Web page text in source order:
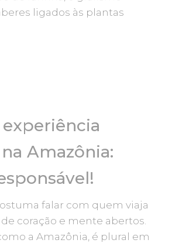
ligados às plantas
Amazônia:
falar com quem viaja
coração e mente abertos.
a Amazônia, é plural em